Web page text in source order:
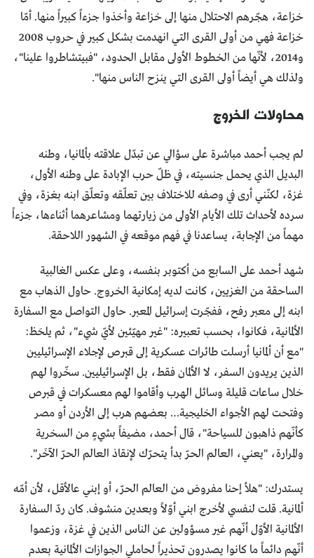
خزاعة، هجّرهم الاحتلال منها إلى خزاعة وأخذوا جزءاً كبيراً منها. أمّا
خزاعة فهي من أولى القرى التي انهدمت بشكل كبير في حروب 2008
و2014، لأنّها من الخطوط الأولى مقابل الحدود، "فبيتشاطروا علينا"،
ولذلك هي أيضاً أولى القرى التي ينزح الناس منها".
محاولات الخروج
لم يجب أحمد مباشرة على سؤالي عن تبدّل علاقته بألمانيا، وطنه
البديل الذي يحمل جنسيته، في ظلّ حرب الإبادة على وطنه الأول،
غزة، لكنّني أرى في وصفه للاختلاف بين تعلّقه وتعلّق ابنه بغزة، وفي
سرده لأحداث تلك الأيام الأولى من زيارتهما ومشاعرهما أثناءها، جزءاً
مهماً من الإجابة، يساعدنا في فهم موقعه في الشهور اللاحقة.
شهد أحمد على السابع من أكتوبر بنفسه، وعلى عكس الغالبية
الساحقة من الغزيين، كانت لديه إمكانية الخروج. حاول الذهاب مع
ابنه إلى معبر رفح، ففجّرت إسرائيل المعبر. حاول التواصل مع السفارة
الألمانية، فكانوا، بحسب تعبيره: "غير مهيّئين لأيّ شيء"، ثم يلحَظ:
"مع أن ألمانيا أرسلت طائرات عسكرية إلى قبرص لإجلاء الإسرائيليين
الذين يريدون السفر، لا الألمان فقط، بل الإسرائيليين. سخّروا لهم
خلال ساعات قليلة وسائل الهرب وأقاموا لهم معسكرات في قبرص
وفتحت لهم الأجواء الخليجية… بعضهم هرب إلى الأردن أو مصر
كأنّهم ذاهبون للسياحة"، قال أحمد، مضيفاً بشيءٍ من السخرية
والمرارة، "يعني، العالم الحرّ بدأ يتحرّك لإنقاذ العالم الحرّ الآخَر".
يستدرك: "هلأ إحنا مفروض من العالم الحرّ، أو إبني عالأقل، لأن أمّه
ألمانية. قلت لنفسي لأخرج ابني أوّلاً وبعدين منشوف. كان ردّ السفارة
الألمانية الأوّل أنّهم غير مسؤولين عن الناس الذين في غزة، وزعموا
أنّهم دائماً ما كانوا يصدرون تحذيراً لحاملي الجوازات الألمانية بعدم